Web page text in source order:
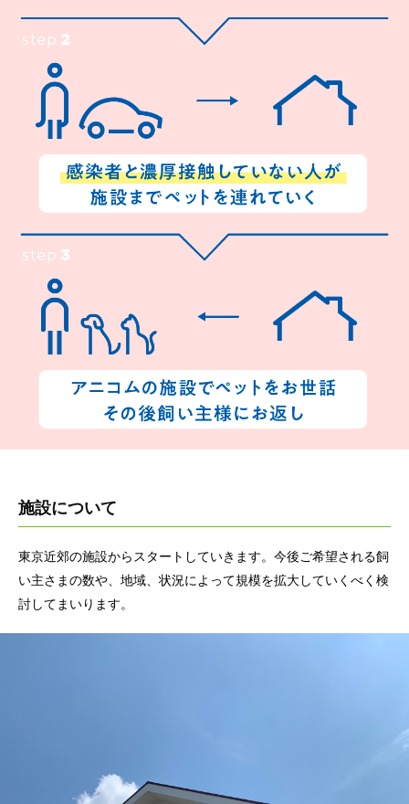
施設について
東京近郊の施設からスタートしていきます。今後ご希望される飼
い主さまの数や、地域、状況によって規模を拡大していくべく検
討してまいります。